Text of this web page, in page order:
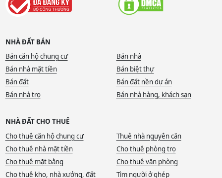
NHÀ ĐẤT BÁN
Bán căn hộ chung cư
Bán nhà
Bán nhà mặt tiền
Bán biệt thự
Bán đất
Bán đất nền dự án
Bán nhà trọ
Bán nhà hàng, khách sạn
NHÀ ĐẤT CHO THUÊ
Cho thuê căn hộ chung cư
Thuê nhà nguyên căn
Cho thuê nhà mặt tiền
Cho thuê phòng trọ
Cho thuê mặt bằng
Cho thuê văn phòng
Cho thuê kho, nhà xưởng, đất
Tìm người ở ghép